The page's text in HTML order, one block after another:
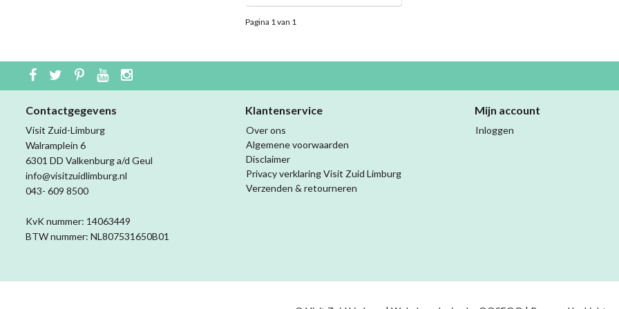
Pagina 1 van 1
Contactgegevens
Visit Zuid-Limburg
Walramplein 6
6301 DD Valkenburg a/d Geul
info@visitzuidlimburg.nl
043- 609 8500
KvK nummer: 14063449
BTW nummer: NL807531650B01
Klantenservice
Over ons
Algemene voorwaarden
Disclaimer
Privacy verklaring Visit Zuid Limburg
Verzenden & retourneren
Mijn account
Inloggen